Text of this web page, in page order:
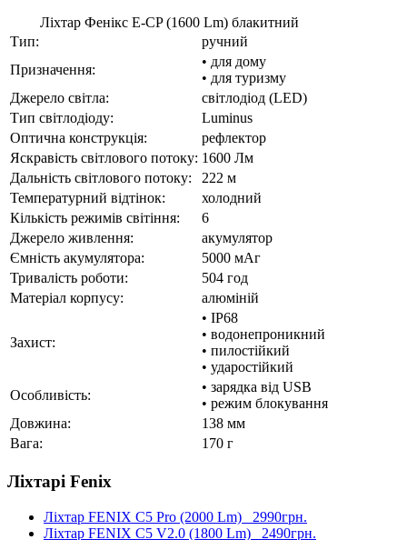
Ліхтар Фенікс E-CP (1600 Lm) блакитний
Тип:
ручний
Призначення:
• для дому
• для туризму
Джерело світла:
світлодіод (LED)
Тип світлодіоду:
Luminus
Оптична конструкція:
рефлектор
Яскравість світлового потоку: 1600 Лм
Дальність світлового потоку:
222 м
Температурний відтінок:
холодний
Кількість режимів світіння:
6
Джерело живлення:
акумулятор
Ємність акумулятора:
5000 мАг
Тривалість роботи:
504 год
Матеріал корпусу:
алюміній
Захист:
• IP68
• водонепроникний
• пилостійкий
• ударостійкий
Особливість:
• зарядка від USB
• режим блокування
Довжина:
138 мм
Вага:
170 г
Ліхтарі Fenix
Ліхтар FENIX C5 Pro (2000 Lm) 2990грн.
Ліхтар FENIX C5 V2.0 (1800 Lm) 2490грн.